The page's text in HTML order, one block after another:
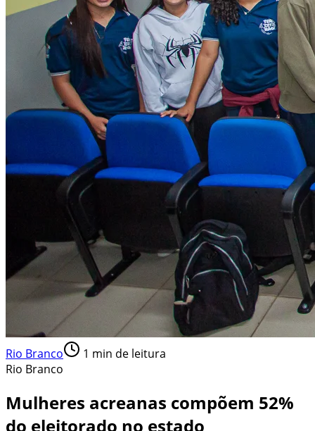
Rio Branco 1 min de leitura
Rio Branco
Mulheres acreanas compõem 52%
do eleitorado no estado